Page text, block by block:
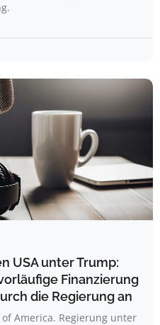
USA unter Trump:
Finanzierung
die Regierung an
of America. Regierung unter